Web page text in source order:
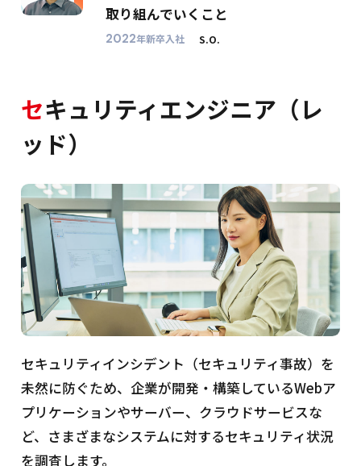
取り組んでいくこと
2022年新卒入社 S.O.
セキュリティエンジニア（レ
ッド）
セキュリティインシデント（セキュリティ事故）を
未然に防ぐため、企業が開発・構築しているWebア
プリケーションやサーバー、クラウドサービスな
ど、さまざまなシステムに対するセキュリティ状況
を調査します。